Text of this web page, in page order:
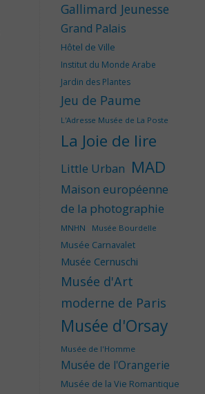
Gallimard Jeunesse
Grand Palais
Hôtel de Ville
Institut du Monde Arabe
Jardin des Plantes
Jeu de Paume
L'Adresse Musée de La Poste
La Joie de lire
Little Urban MAD
Maison européenne
de la photographie
MNHN Musée Bourdelle
Musée Carnavalet
Musée Cernuschi
Musée d'Art
moderne de Paris
Musée d'Orsay
Musée de l'Homme
Musée de l'Orangerie
Musée de la Vie Romantique